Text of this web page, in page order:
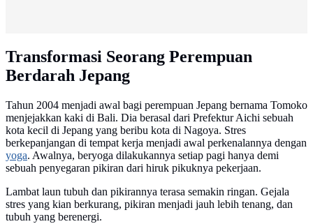
Transformasi Seorang Perempuan
Berdarah Jepang
Tahun 2004 menjadi awal bagi perempuan Jepang bernama Tomoko
menjejakkan kaki di Bali. Dia berasal dari Prefektur Aichi sebuah
kota kecil di Jepang yang beribu kota di Nagoya. Stres
berkepanjangan di tempat kerja menjadi awal perkenalannya dengan
yoga. Awalnya, beryoga dilakukannya setiap pagi hanya demi
sebuah penyegaran pikiran dari hiruk pikuknya pekerjaan.
Lambat laun tubuh dan pikirannya terasa semakin ringan. Gejala
stres yang kian berkurang, pikiran menjadi jauh lebih tenang, dan
tubuh yang berenergi.